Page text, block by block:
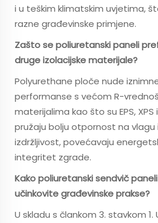
i u teškim klimatskim uvjetima,
razne građevinske primjene.
Zašto se poliuretanski paneli
druge izolacijske materijale?
Polyurethane ploče nude
performanse s većom R-
materijalima kao što su EPS,
pružaju bolju otpornost na vlagu
izdržljivost, povećavaju
integritet zgrade.
Kako poliuretanski sendvič
učinkovite građevinske prakse?
U skladu s člankom 3. stavkom 1.